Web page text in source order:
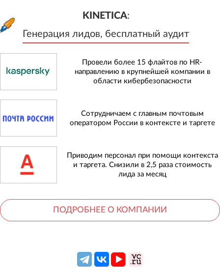
KINETICA:
Генерация лидов, бесплатный аудит
Генерация лидов, бесплатный
Провели более 15 флайтов по HR-
направлению в крупнейшей компании в
области кибербезопасности
Сотрудничаем с главным почтовым
оператором России в контексте и таргете
Приводим персонал при помощи контекста
и таргета. Снизили в 2,5 раза стоимость
лида за месяц
ПОДРОБНЕЕ О КОМПАНИИ